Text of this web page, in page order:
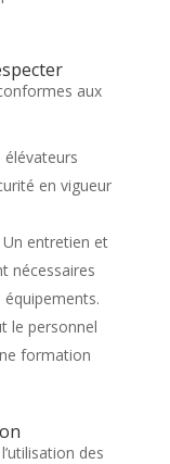
aux
élévateurs
en vigueur
Un entretien et
nécessaires
le personnel
formation
des